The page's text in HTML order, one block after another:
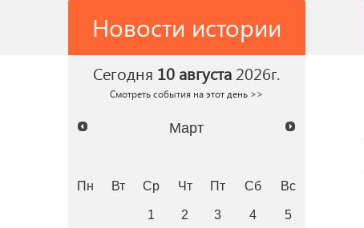
Новости истории
Сегодня 10 августа 2026г.
Смотреть события на этот день >>
Март
Пн Вт Ср Чт Пт Сб Вс
1 2 3 4
5